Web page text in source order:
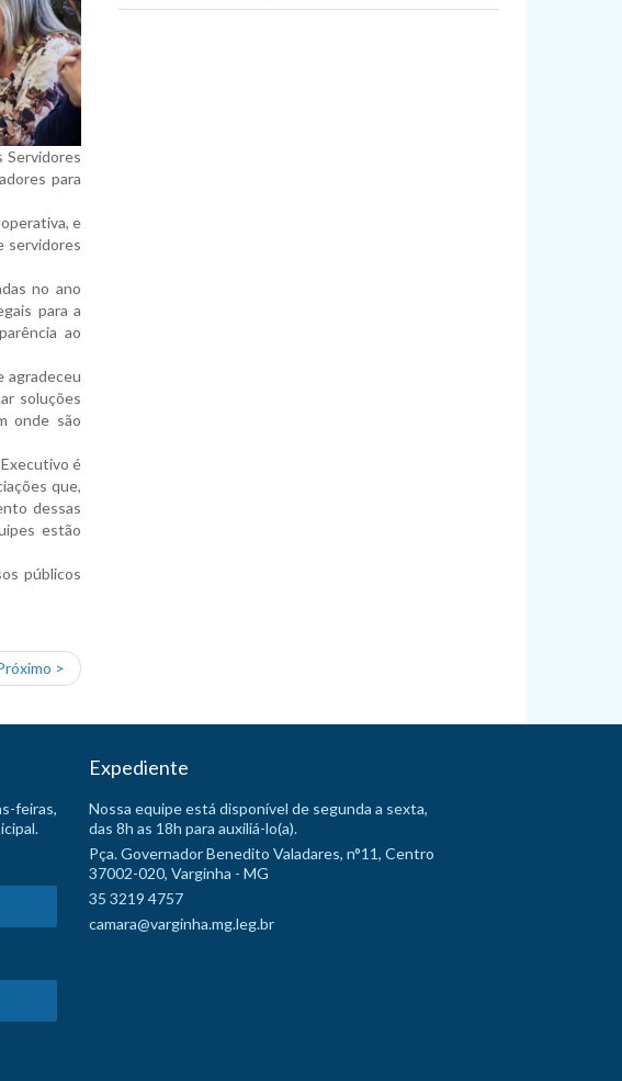
Servidores
para
e
servidores
no ano
para a
ao
agradeceu
soluções
onde são
é
que,
dessas
estão
públicos
>
feiras,
Expediente
Nossa equipe está disponível de segunda a sexta,
das 8h as 18h para auxiliá-lo(a).
Pça. Governador Benedito Valadares, n°11, Centro
37002-020, Varginha - MG
35 3219 4757
camara@varginha.mg.leg.br